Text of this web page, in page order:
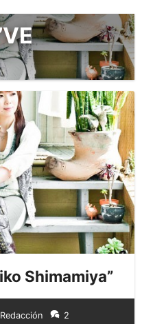
Shimamiya”
Redacción 2